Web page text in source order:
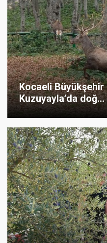
Kocaeli Büyükşehir
Kuzuyayla’da doğ...